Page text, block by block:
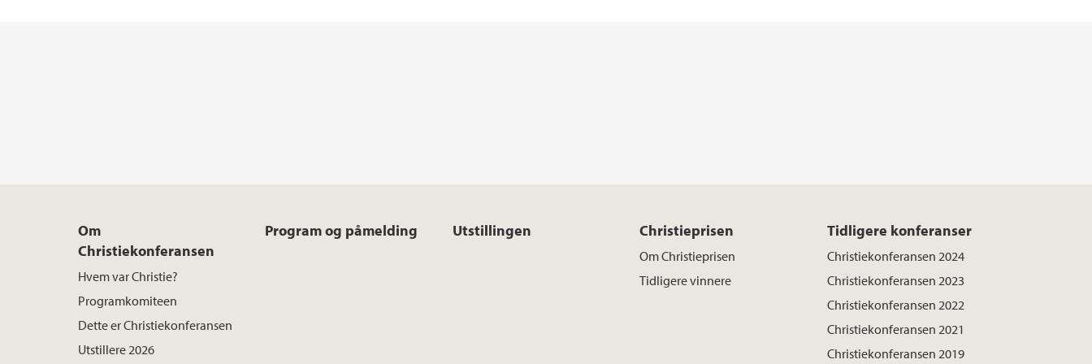
Om
Christiekonferansen
Hvem var Christie?
Programkomiteen
Dette er Christiekonferansen
Utstillere 2026
Program og påmelding Utstillingen Christieprisen
Om Christieprisen
Tidligere vinnere
Tidligere konferanser
Christiekonferansen 2024
Christiekonferansen 2023
Christiekonferansen 2022
Christiekonferansen 2021
Christiekonferansen 2019